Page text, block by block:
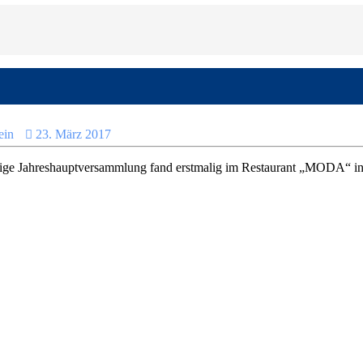
23. März 2017
Jahreshauptversammlung fand erstmalig im Restaurant „MODA“